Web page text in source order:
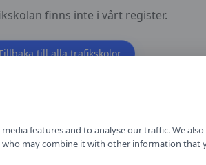
finns inte i vårt register.
till alla trafikskolor
features and to analyse our traffic. We
may combine it with other information that